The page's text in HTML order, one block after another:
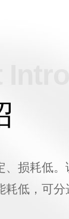
、损耗低
耗低，可